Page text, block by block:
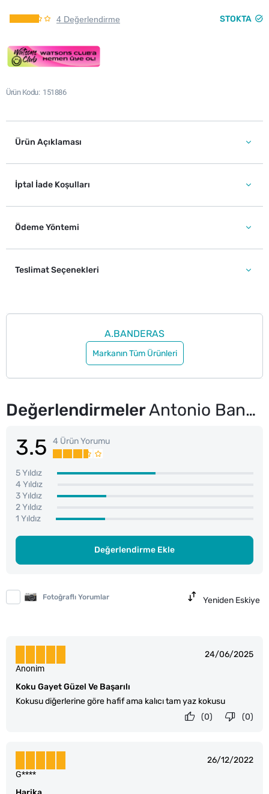
4 Değerlendirme STOKTA
Ürün Kodu 151886
Ürün Açıklaması
İptal İade Koşulları
Ödeme Yöntemi
Teslimat Seçenekleri
A.BANDERAS
Markanın Tüm Ürünleri
DeğerlendirmelerAntonio Banderas King Of Seduction Absolute Erkek Parfüm EDT 100 ml
3.5 4 Ürün Yorumu
5 Yıldız
4 Yıldız
3 Yıldız
2 Yıldız
1 Yıldız
Değerlendirme Ekle
Fotoğraflı Yorumlar Yeniden Eskiye
24/06/2025
Koku Gayet Güzel Ve Başarılı
Kokusu diğerlerine göre hafif ama kalıcı tam yaz kokusu
Anonim
(0)
(0)
26/12/2022
G****